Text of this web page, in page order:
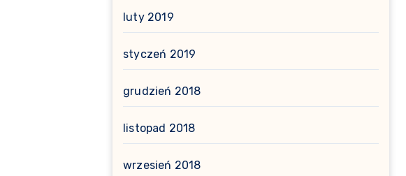
luty 2019
styczeń 2019
grudzień 2018
listopad 2018
wrzesień 2018